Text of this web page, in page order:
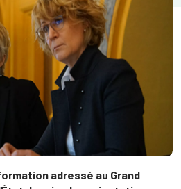
adressé au Grand